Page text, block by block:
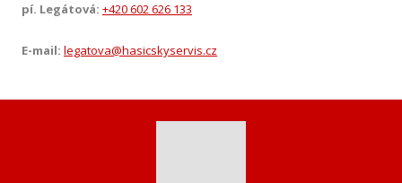
pí. Legátová: +420 602 626 133
E-mail: legatova@hasicskyservis.cz